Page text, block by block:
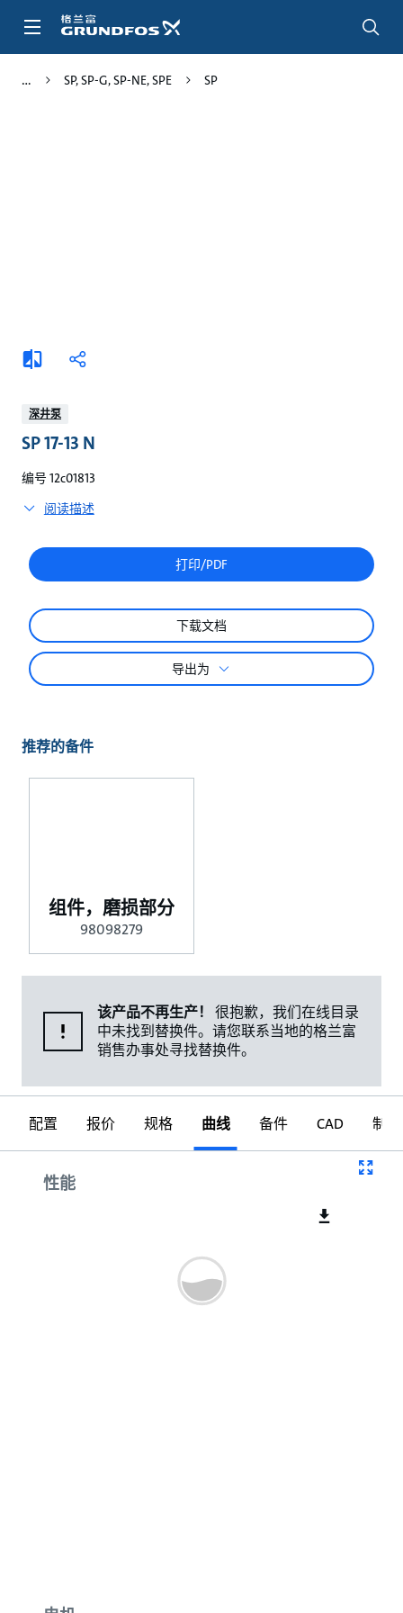
SP, SP-G, SP-NE, SPE SP
添
加
较
分
深井泵
SP 17-13 N
编号 12c01813
阅读描述
打印/PDF
下载文档
导出为
推荐的备件
组件，磨损部分
98098279
该产品不再生产！
很抱歉，我们在线目录
中未找到替换件。请您联系当地的格兰富
销售办事处寻找替换件。
配置 报价 规格 曲线 备件 CAD 制图
性能